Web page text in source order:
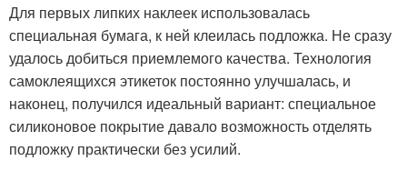
Для первых липких наклеек использовалась
специальная бумага, к ней клеилась подложка. Не сразу
удалось добиться приемлемого качества. Технология
самоклеящихся этикеток постоянно улучшалась, и
наконец, получился идеальный вариант: специальное
силиконовое покрытие давало возможность отделять
подложку практически без усилий.